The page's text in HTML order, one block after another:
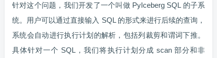
针对这个问题，我们开发了一个叫做 PyIceberg SQL 的子系
统。用户可以通过直接输入 SQL 的形式来进行后续的查询，
系统会自动进行执行计划的解析，包括列裁剪和谓词下推。
具体针对一个 SQL，我们将执行计划分成 scan 部分和非